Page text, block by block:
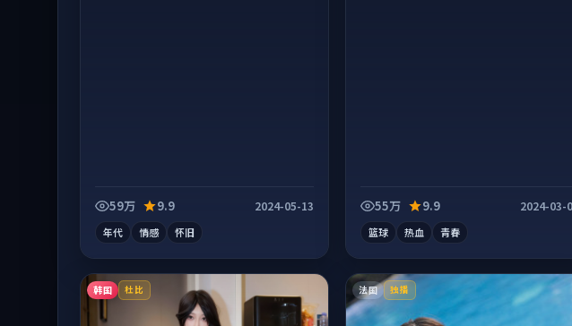
59万 9.9 2024-05-13
年代 情感 怀旧
55万 9.9 2024-03-
篮球 热血 青春
韩国 杜比 法国 独播